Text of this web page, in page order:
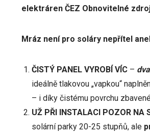
elektráren ČEZ Obnovitelné
Mráz není pro soláry nepřítel
ČISTÝ PANEL VYROBÍ VÍC –
ideálně tlakovou „vapkou“
– i díky čistému povrchu
UŽ PŘI INSTALACI POZOR NA
solární parky 20-25 stupňů, ale